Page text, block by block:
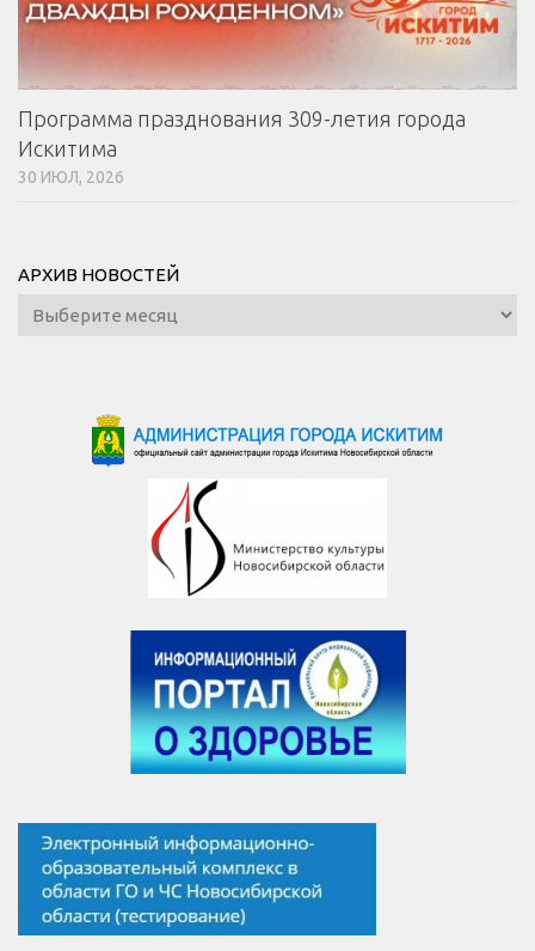
МБОУ ДО «Детская музыкальная школа»
музей»
МБУ Парк культуры и отдыха им. И.В. Коротеева
МБУК «Централизованная библиотечная система»
Программа празднования 309-летия города
Искитима
30 ИЮЛ, 2026
АРХИВ НОВОСТЕЙ
Архив
новостей